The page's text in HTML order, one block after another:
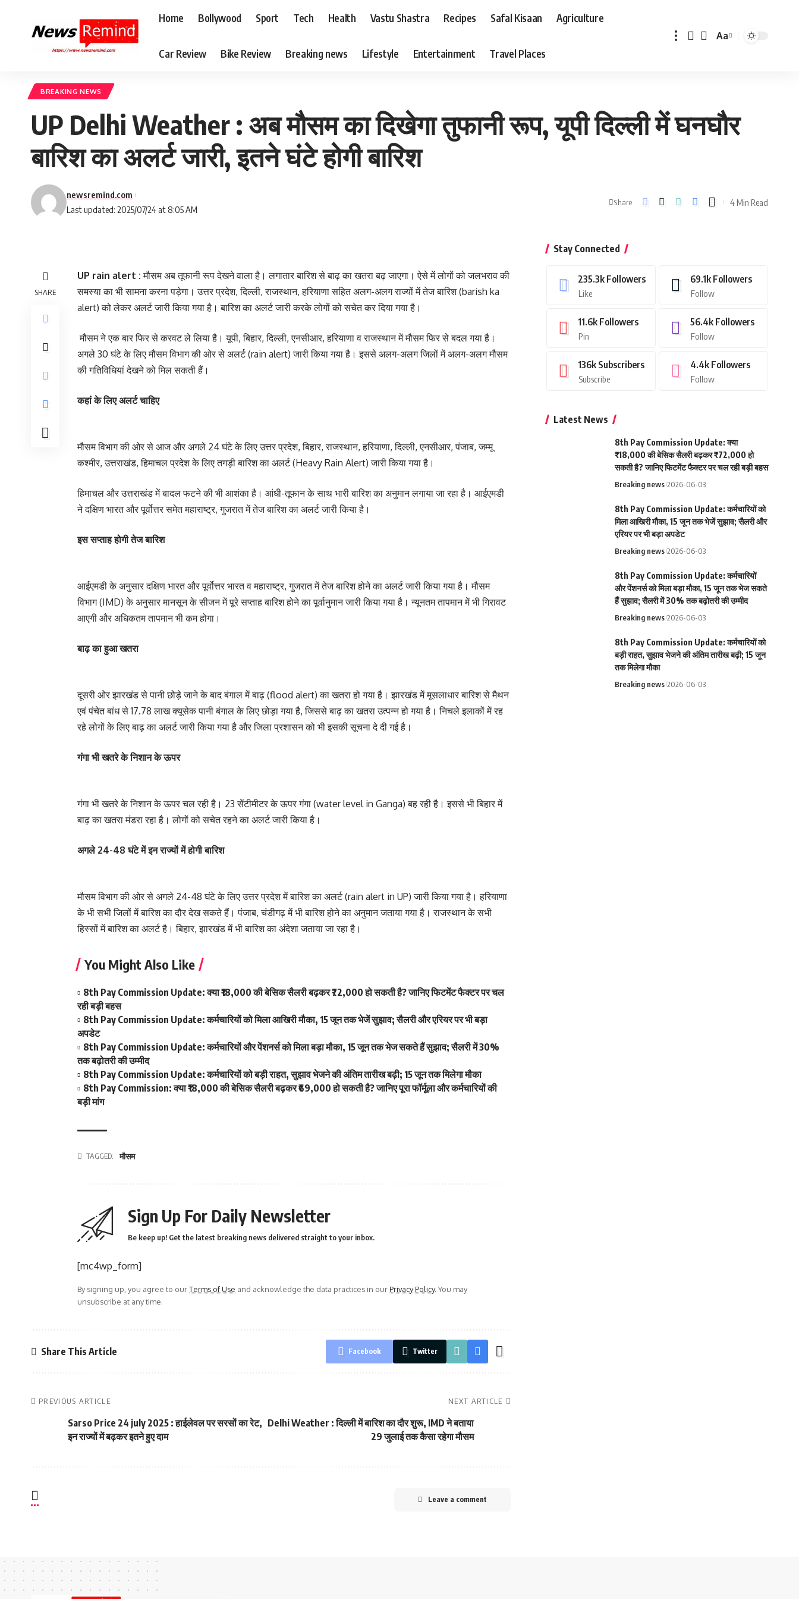
Home Bollywood Sport Tech Health Vastu Shastra Recipes Safal Kisaan Agriculture
Car Review Bike Review Breaking news Lifestyle Entertainment Travel Places
Font
Aa
BREAKING NEWS
UP Delhi Weather : अब मौसम का दिखेगा तुफानी रूप, यूपी दिल्ली में घनघौर
बारिश का अलर्ट जारी, इतने घंटे होगी बारिश
Last updated: 2025/07/24 at 8:05 AM
newsremind.com
Share 4 Min Read
SHARE
UP rain alert :मौसम अब तूफानी रूप देखने वाला है। लगातार बारिश से बाढ़ का खतरा बढ़ जाएगा। ऐसे में लोगों को जलभराव की
समस्या का भी सामना करना पड़ेगा। उत्तर प्रदेश, दिल्ली, राजस्थान, हरियाणा सहित अलग-अलग राज्यों में तेज बारिश (barish ka
alert) को लेकर अलर्ट जारी किया गया है। बारिश का अलर्ट जारी करके लोगों को सचेत कर दिया गया है।
मौसम ने एक बार फिर से करवट ले लिया है। यूपी, बिहार, दिल्ली, एनसीआर, हरियाणा व राजस्थान में मौसम फिर से बदल गया है।
अगले 30 घंटे के लिए मौसम विभाग की ओर से अलर्ट (rain alert) जारी किया गया है। इससे अलग-अलग जिलों में अलग-अलग मौसम
की गतिविधियां देखने को मिल सकती हैं।
कहां के लिए अलर्ट चाहिए
मौसम विभाग की ओर से आज और अगले 24 घंटे के लिए उत्तर प्रदेश, बिहार, राजस्थान, हरियाणा, दिल्ली, एनसीआर, पंजाब, जम्मू
कश्मीर, उत्तराखंड, हिमाचल प्रदेश के लिए तगड़ी बारिश का अलर्ट (Heavy Rain Alert) जारी किया गया है।
हिमाचल और उत्तराखंड में बादल फटने की भी आशंका है। आंधी-तूफान के साथ भारी बारिश का अनुमान लगाया जा रहा है। आईएमडी
ने दक्षिण भारत और पूर्वोत्तर समेत महाराष्ट्र, गुजरात में तेज बारिश का अलर्ट जारी किया है।
इस सप्ताह होगी तेज बारिश
आईएमडी के अनुसार दक्षिण भारत और पूर्वोत्तर भारत व महाराष्ट्र, गुजरात में तेज बारिश होने का अलर्ट जारी किया गया है। मौसम
विभाग (IMD) के अनुसार मानसून के सीजन में पूरे सप्ताह बारिश होने का पूर्वानुमान जारी किया गया है। न्यूनतम तापमान में भी गिरावट
आएगी और अधिकतम तापमान भी कम होगा।
बाढ़ का हुआ खतरा
दूसरी ओर झारखंड से पानी छोड़े जाने के बाद बंगाल में बाढ़ (flood alert) का खतरा हो गया है। झारखंड में मूसलाधार बारिश से मैथन
एवं पंचेत बांध से 17.78 लाख क्यूसेक पानी बंगाल के लिए छोड़ा गया है, जिससे बाढ़ का खतरा उत्पन्न हो गया है। निचले इलाकों में रह
रहे लोगों के लिए बाढ़ का अलर्ट जारी किया गया है और जिला प्रशासन को भी इसकी सूचना दे दी गई है।
गंगा भी खतरे के निशान के ऊपर
गंगा भी खतरे के निशान के ऊपर चल रही है। 23 सेंटीमीटर के ऊपर गंगा (water level in Ganga) बह रही है। इससे भी बिहार में
बाढ़ का खतरा मंडरा रहा है। लोगों को सचेत रहने का अलर्ट जारी किया है।
अगले 24-48 घंटे में इन राज्यों में होगी बारिश
मौसम विभाग की ओर से अगले 24-48 घंटे के लिए उत्तर प्रदेश में बारिश का अलर्ट (rain alert in UP) जारी किया गया है। हरियाणा
के भी सभी जिलों में बारिश का दौर देख सकते हैं। पंजाब, चंडीगढ़ में भी बारिश होने का अनुमान जताया गया है। राजस्थान के सभी
हिस्सों में बारिश का अलर्ट है। बिहार, झारखंड में भी बारिश का अंदेशा जताया जा रहा है।
You Might Also Like
8th Pay Commission Update: क्या ₹18,000 की बेसिक सैलरी बढ़कर ₹72,000 हो सकती है? जानिए फिटमेंट फैक्टर पर चल
रही बड़ी बहस
8th Pay Commission Update: कर्मचारियों को मिला आखिरी मौका, 15 जून तक भेजें सुझाव; सैलरी और एरियर पर भी बड़ा
अपडेट
8th Pay Commission Update: कर्मचारियों और पेंशनर्स को मिला बड़ा मौका, 15 जून तक भेज सकते हैं सुझाव; सैलरी में 30%
तक बढ़ोतरी की उम्मीद
8th Pay Commission Update: कर्मचारियों को बड़ी राहत, सुझाव भेजने की अंतिम तारीख बढ़ी; 15 जून तक मिलेगा मौका
8th Pay Commission: क्या ₹18,000 की बेसिक सैलरी बढ़कर ₹69,000 हो सकती है? जानिए पूरा फॉर्मूला और कर्मचारियों की
बड़ी मांग
TAGGED: मौसम
Sign Up For Daily Newsletter
Be keep up! Get the latest breaking news delivered straight to your inbox.
[mc4wp_form]
By signing up, you agree to ourTerms of Use and acknowledge the data practices in ourPrivacy Policy. You may
unsubscribe at any time.
Share This Article Facebook Twitter
PREVIOUS ARTICLE
Sarso Price 24 july 2025 : हाईलेवल पर सरसों का रेट,
इन राज्यों में बढ़कर इतने हुए दाम
NEXT ARTICLE
Delhi Weather : दिल्ली में बारिश का दौर शुरू, IMD ने बताया
29 जुलाई तक कैसा रहेगा मौसम
Leave a comment
Stay Connected
235.3k Followers
Like
69.1k Followers
Follow
11.6k Followers
Pin
56.4k Followers
Follow
136k Subscribers
Subscribe
4.4k Followers
Follow
Latest News
8th Pay Commission Update: क्या
₹18,000 की बेसिक सैलरी बढ़कर ₹72,000 हो
सकती है? जानिए फिटमेंट फैक्टर पर चल रही बड़ी बहस
Breaking news 2026-06-03
8th Pay Commission Update: कर्मचारियों को
मिला आखिरी मौका, 15 जून तक भेजें सुझाव; सैलरी और
एरियर पर भी बड़ा अपडेट
Breaking news 2026-06-03
8th Pay Commission Update: कर्मचारियों
और पेंशनर्स को मिला बड़ा मौका, 15 जून तक भेज सकते
हैं सुझाव; सैलरी में 30% तक बढ़ोतरी की उम्मीद
Breaking news 2026-06-03
8th Pay Commission Update: कर्मचारियों को
बड़ी राहत, सुझाव भेजने की अंतिम तारीख बढ़ी; 15 जून
तक मिलेगा मौका
Breaking news 2026-06-03